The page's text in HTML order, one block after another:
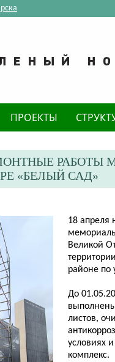
ПРОЕКТЫ
РАБОТЫ
«БЕЛЫЙ САД»
​18 апреля
Великой
районе по
До
листов,
условиях
комплекс.